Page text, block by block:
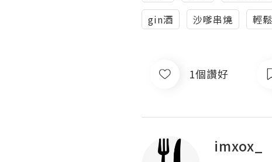
gin酒
沙嗲串燒 輕
1個讚好
imxox_